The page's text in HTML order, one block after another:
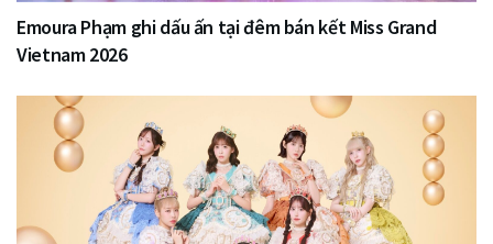
Emoura Phạm ghi dấu ấn tại đêm bán kết Miss Grand
Vietnam 2026